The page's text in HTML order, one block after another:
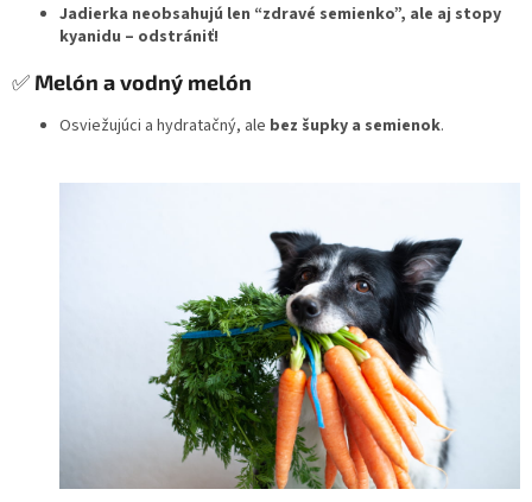
Jadierka neobsahujú len “zdravé semienko”, ale aj stopy
kyanidu – odstrániť!
✅ Melón a vodný melón
Osviežujúci a hydratačný, ale bez šupky a semienok.